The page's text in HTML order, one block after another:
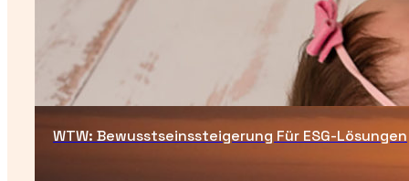
WTW: Bewusstseinssteigerung Für ESG-Lösungen